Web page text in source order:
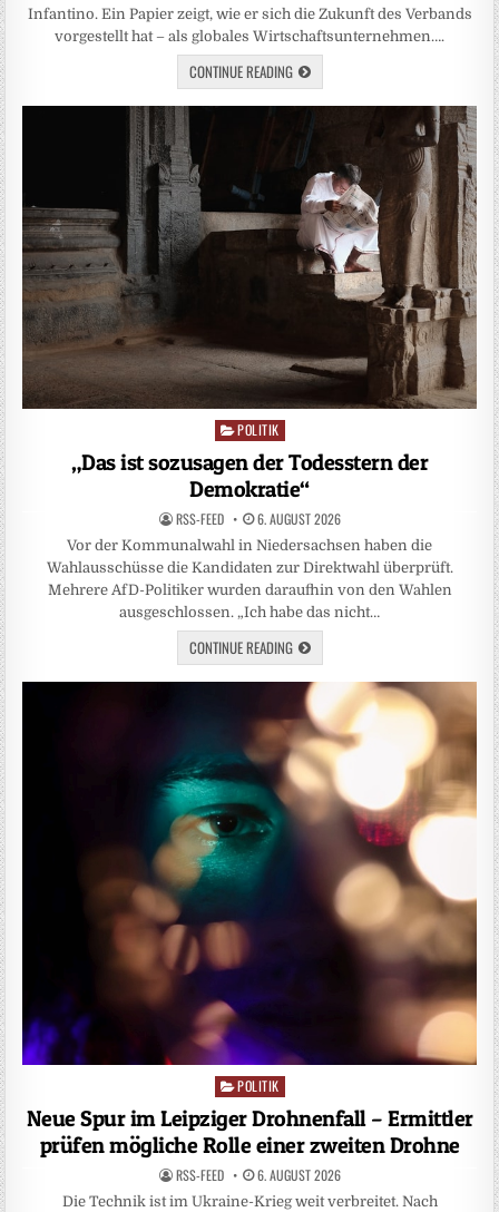
Infantino. Ein Papier zeigt, wie er sich die Zukunft des Verbands
vorgestellt hat – als globales Wirtschaftsunternehmen….
CONTINUE READING
Posted
POLITIK
„Das ist sozusagen der Todesstern der
Demokratie“
RSS-FEED 6. AUGUST 2026
Vor der Kommunalwahl in Niedersachsen haben die
Wahlausschüsse die Kandidaten zur Direktwahl überprüft.
Mehrere AfD-Politiker wurden daraufhin von den Wahlen
ausgeschlossen. „Ich habe das nicht…
CONTINUE READING
Posted
in
POLITIK
Neue Spur im Leipziger Drohnenfall – Ermittler
prüfen mögliche Rolle einer zweiten Drohne
RSS-FEED 6. AUGUST 2026
Die Technik ist im Ukraine-Krieg weit verbreitet. Nach